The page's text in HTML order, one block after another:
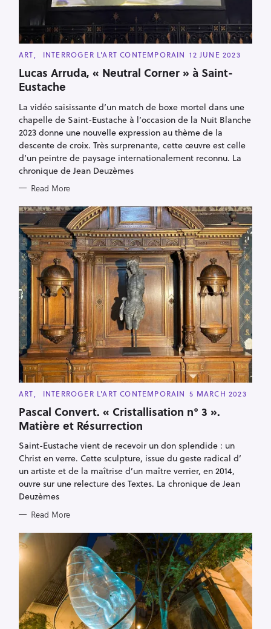
C
T
E
G
O
I
E
S
ART INTERROGER L'ART CONTEMPORAIN 12 JUNE 2023
Lucas Arruda, « Neutral Corner » à Saint-
Eustache
La vidéo saisissante d’un match de boxe mortel dans une
chapelle de Saint-Eustache à l’occasion de la Nuit Blanche
2023 donne une nouvelle expression au thème de la
descente de croix. Très surprenante, cette œuvre est celle
d’un peintre de paysage internationalement reconnu. La
chronique de Jean Deuzèmes
Read More
C
T
E
G
O
R
I
E
S
ART INTERROGER L'ART CONTEMPORAIN 5 MARCH 2023
Pascal Convert. « Cristallisation n° 3 ».
Matière et Résurrection
Saint-Eustache vient de recevoir un don splendide : un
Christ en verre. Cette sculpture, issue du geste radical d’
un artiste et de la maîtrise d’un maître verrier, en 2014,
ouvre sur une relecture des Textes. La chronique de Jean
Deuzèmes
Read More
o
: